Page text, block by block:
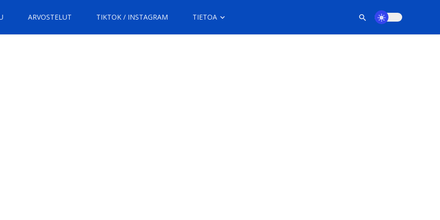
ARVOSTELUT TIKTOK / INSTAGRAM TIETOA